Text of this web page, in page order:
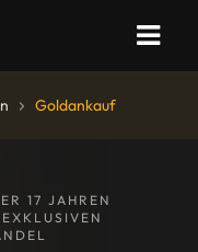
Goldankauf
17 JAHREN